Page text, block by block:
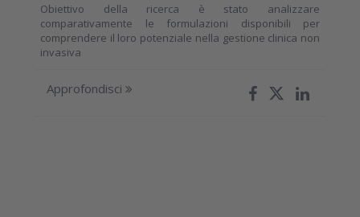
Obiettivo della ricerca è stato analizzare
comparativamente le formulazioni disponibili per
comprendere il loro potenziale nella gestione clinica non
invasiva
Approfondisci